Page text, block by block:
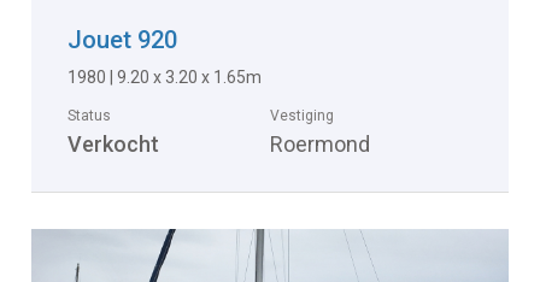
Jouet 920
1980 | 9.20 x 3.20 x 1.65m
Status
Verkocht
Vestiging
Roermond